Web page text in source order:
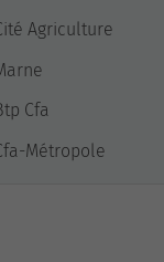
Agriculture
Cfa
Métropole